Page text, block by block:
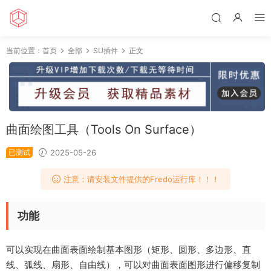
当前位置： 首页 全部 SU插件 正文
曲面绘图工具（Tools On Surface）
已测试 2025-05-26
注意：请安装文件提供的Fredo运行库！！！
功能
可以实现在曲面表面绘制基本图形（矩形、圆形、多边形、直
线、弧线、扇形、自由线），可以对曲面表面图形进行偏移复制